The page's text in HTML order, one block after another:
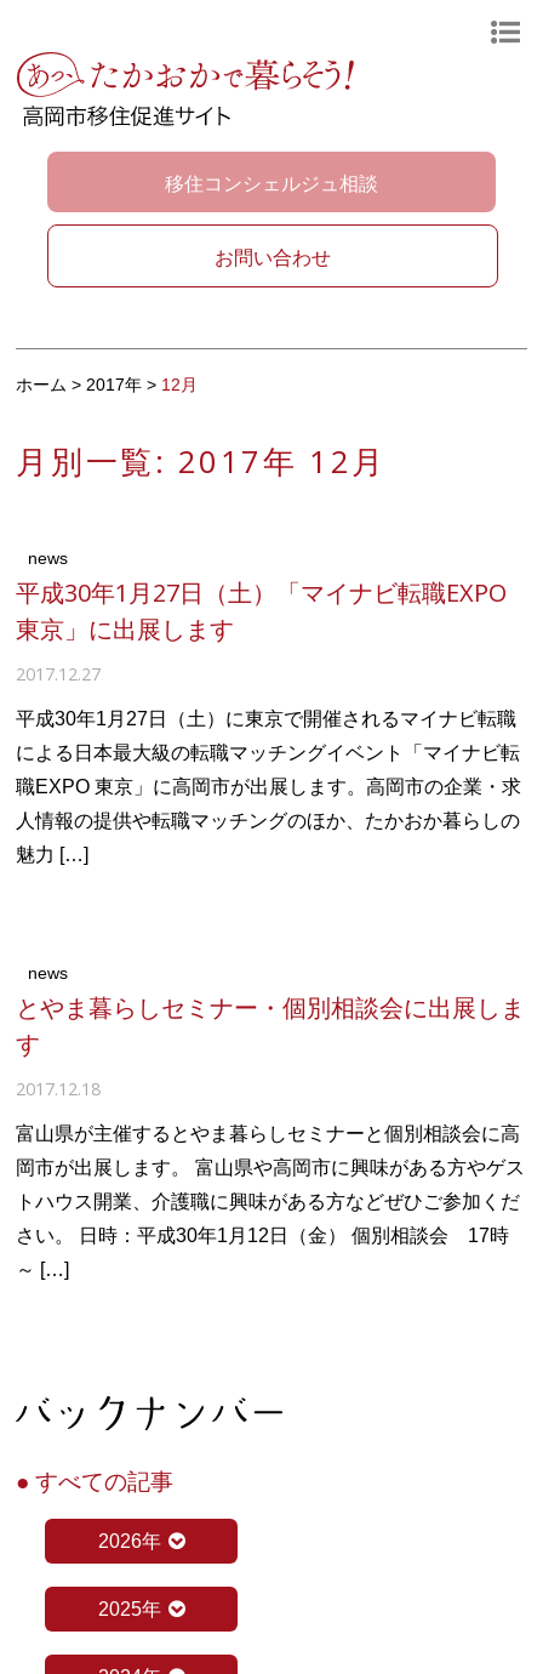
移住コンシェルジュ相談
お問い合わせ
ホーム > 2017年 > 12月
月別一覧: 2017年 12月
news
平成30年1月27日（土）「マイナビ転職EXPO
東京」に出展します
2017.12.27
平成30年1月27日（土）に東京で開催されるマイナビ転職
による日本最大級の転職マッチングイベント「マイナビ転
職EXPO 東京」に高岡市が出展します。高岡市の企業・求
人情報の提供や転職マッチングのほか、たかおか暮らしの
魅力 […]
news
とやま暮らしセミナー・個別相談会に出展しま
す
2017.12.18
富山県が主催するとやま暮らしセミナーと個別相談会に高
岡市が出展します。 富山県や高岡市に興味がある方やゲス
トハウス開業、介護職に興味がある方などぜひご参加くだ
さい。 日時：平成30年1月12日（金） 個別相談会 17時
～ […]
● すべての記事
2026年
2025年